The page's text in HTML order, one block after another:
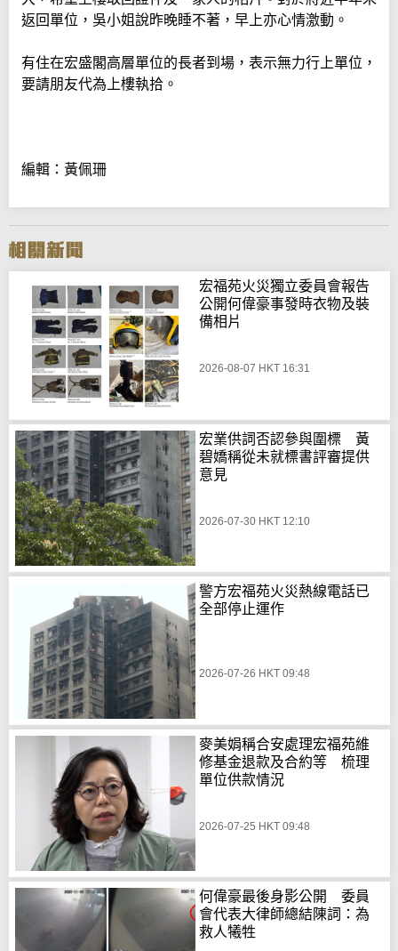
返回單位，吳小姐說昨晚睡不著，早上亦心情激動。
有住在宏盛閣高層單位的長者到場，表示無力行上單位，
要請朋友代為上樓執拾。
編輯：黃佩珊
宏福苑火災獨立委員會報告
公開何偉豪事發時衣物及裝
備相片
2026-08-07 HKT 16:31
宏業供詞否認參與圍標 黃
碧嬌稱從未就標書評審提供
意見
2026-07-30 HKT 12:10
警方宏福苑火災熱線電話已
全部停止運作
2026-07-26 HKT 09:48
麥美娟稱合安處理宏福苑維
修基金退款及合約等 梳理
單位供款情況
2026-07-25 HKT 09:48
何偉豪最後身影公開 委員
會代表大律師總結陳詞：為
救人犧牲